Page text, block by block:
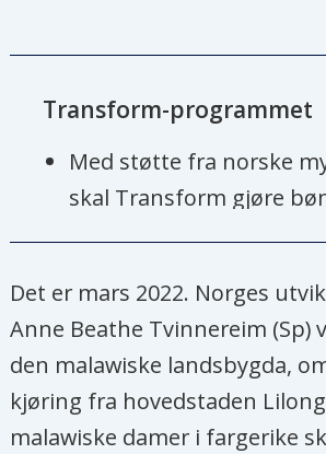
Transform-programmet
Med støtte fra norske
skal Transform gjøre
fattigdom.
Kirkens Nødhjelp,
og NBMU var fra 2020
Transform- konsortiet.
Det er mars 2022. Norges
Anne Beathe Tvinnereim (Sp)
den malawiske landsbygda,
kjøring fra hovedstaden
malawiske damer i fargerike